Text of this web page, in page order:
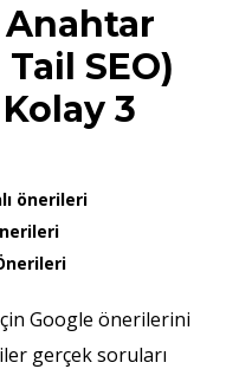
SEO)
3
önerileri
Google önerilerini
gerçek soruları